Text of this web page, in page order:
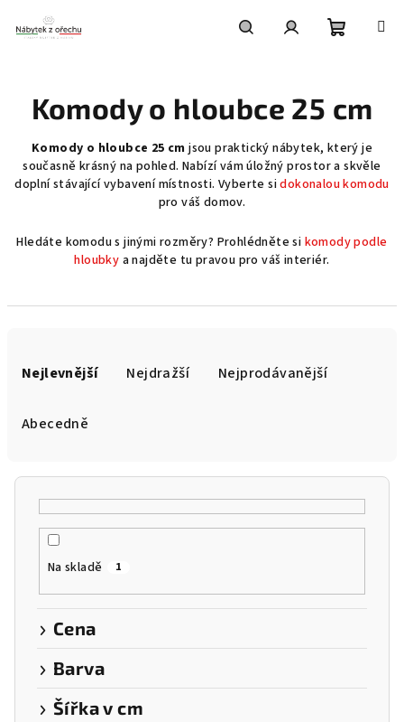
obsah
košík
Komody o hloubce 25 cm
Komody o hloubce 25 cm jsou praktický nábytek, který je
současně krásný na pohled. Nabízí vám úložný prostor a skvěle
doplní stávající vybavení místnosti. Vyberte sidokonalou komodu
pro váš domov.
Hledáte komodu s jinými rozměry? Prohlédněte si komody podle
hloubky a najděte tu pravou pro váš interiér.
Nejlevnější Nejdražší Nejprodávanější
Abecedně
Na skladě 1
Cena
Barva
Šířka v cm